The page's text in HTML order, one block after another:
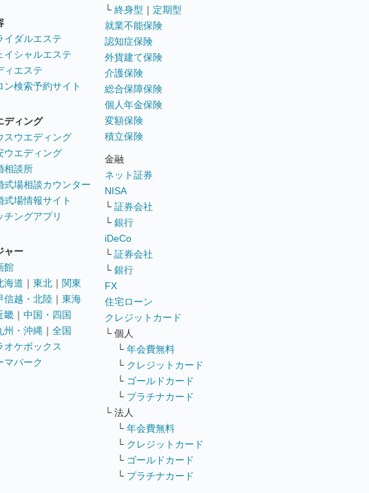
イダルエステ
イシャルエステ
ィエステ
ン検索予約サイト
ディング
スウエディング
ウエディング
相談所
式場相談カウンター
式場情報サイト
チングアプリ
ャー
館
海道 ｜ 東北 ｜ 関東
信越・北陸 ｜ 東海
畿 ｜ 中国・四国
州・沖縄 ｜ 全国
オケボックス
マパーク
└ 終身型 ｜ 定期型
就業不能保険
認知症保険
外貨建て保険
介護保険
総合保障保険
個人年金保険
変額保険
積立保険
金融
ネット証券
NISA
└ 証券会社
└ 銀行
iDeCo
└ 証券会社
└ 銀行
FX
住宅ローン
クレジットカード
└ 個人
└ 年会費無料
└ クレジットカード
└ ゴールドカード
└ プラチナカード
└ 法人
└ 年会費無料
└ クレジットカード
└ ゴールドカード
└ プラチナカード